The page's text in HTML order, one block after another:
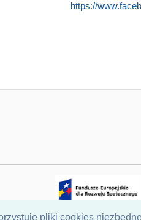
pliki cookies
https://